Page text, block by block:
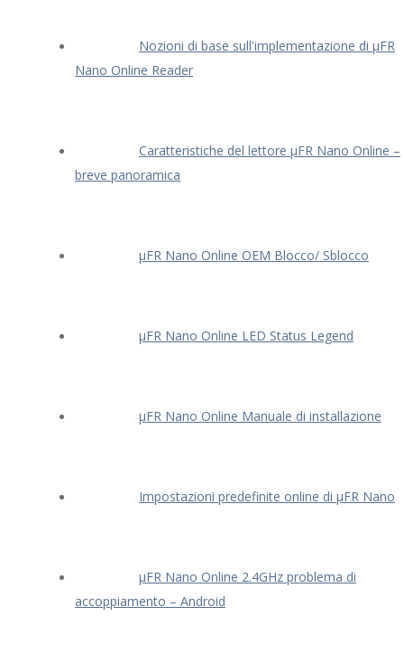
Nozioni di base sull'implementazione di μFR
Nano Online Reader
Caratteristiche del lettore μFR Nano Online –
breve panoramica
μFR Nano Online OEM Blocco/ Sblocco
μFR Nano Online LED Status Legend
μFR Nano Online Manuale di installazione
Impostazioni predefinite online di μFR Nano
μFR Nano Online 2.4GHz problema di
accoppiamento – Android